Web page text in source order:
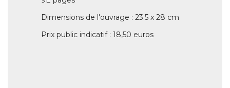
Dimensions de l'ouvrage : 23.5 x 28 cm
Prix public indicatif : 18,50 euros